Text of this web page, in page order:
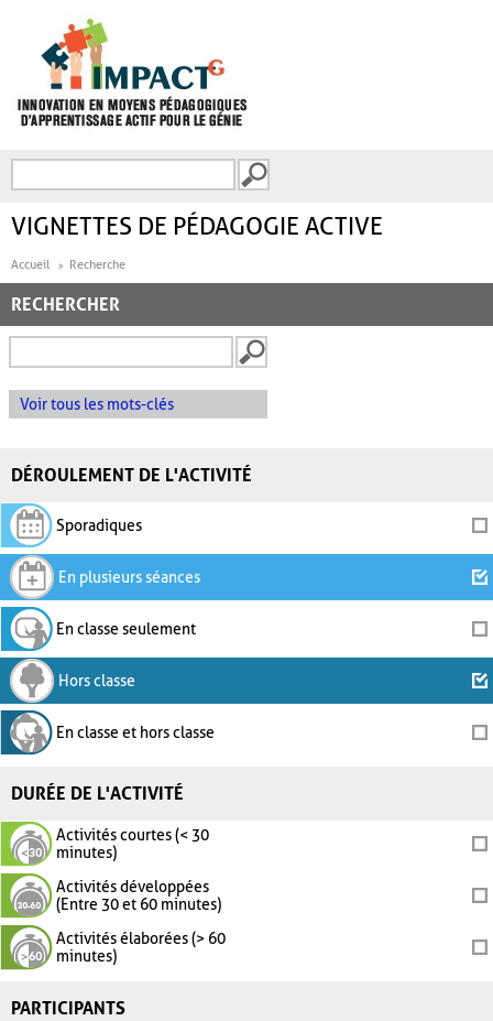
FORMULAIRE DE
VIGNETTES DE PÉDAGOGIE ACTIVE
Accueil Recherche
RECHERCHER
Voir tous les mots-clés
DÉROULEMENT DE L'ACTIVITÉ
Sporadiques
En plusieurs séances
En classe seulement
Hors classe
En classe et hors classe
DURÉE DE L'ACTIVITÉ
Activités courtes (< 30
minutes)
Activités développées
(Entre 30 et 60 minutes)
Activités élaborées (> 60
minutes)
PARTICIPANTS